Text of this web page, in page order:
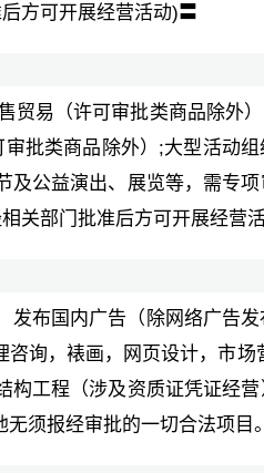
方可开展经营活动)〓
贸易（许可审批类商品除外
批类商品除外）;大型活动
公益演出、展览等，需专
关部门批准后方可开展经营
发布国内广告（除网络广告
询，裱画，网页设计，市场
构工程（涉及资质证凭证经
须报经审批的一切合法项目。